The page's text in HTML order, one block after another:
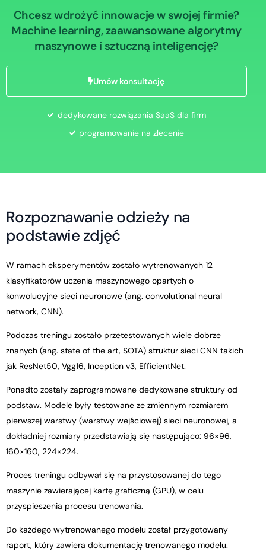
Chcesz wdrożyć innowacje w swojej firmie?
Machine learning, zaawansowane algorytmy
maszynowe i sztuczną inteligencję?
Umów konsultację
dedykowane rozwiązania SaaS dla firm
programowanie na zlecenie
Rozpoznawanie odzieży na
podstawie zdjęć
W ramach eksperymentów zostało wytrenowanych 12
klasyfikatorów uczenia maszynowego opartych o
konwolucyjne sieci neuronowe (ang. convolutional neural
network, CNN).
Podczas treningu zostało przetestowanych wiele dobrze
znanych (ang. state of the art, SOTA) struktur sieci CNN takich
jak ResNet50, Vgg16, Inception v3, EfficientNet.
Ponadto zostały zaprogramowane dedykowane struktury od
podstaw. Modele były testowane ze zmiennym rozmiarem
pierwszej warstwy (warstwy wejściowej) sieci neuronowej, a
dokładniej rozmiary przedstawiają się następująco: 96×96,
160×160, 224×224.
Proces treningu odbywał się na przystosowanej do tego
maszynie zawierającej kartę graficzną (GPU), w celu
przyspieszenia procesu trenowania.
Do każdego wytrenowanego modelu został przygotowany
raport, który zawiera dokumentację trenowanego modelu.